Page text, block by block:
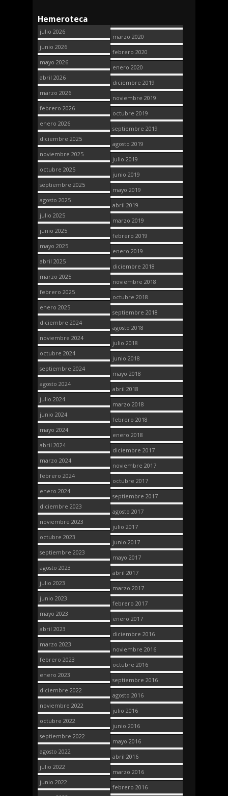
Hemeroteca
julio 2026
junio 2026
mayo 2026
abril 2026
marzo 2026
febrero 2026
enero 2026
diciembre 2025
noviembre 2025
octubre 2025
septiembre 2025
agosto 2025
julio 2025
junio 2025
mayo 2025
abril 2025
marzo 2025
febrero 2025
enero 2025
diciembre 2024
noviembre 2024
octubre 2024
septiembre 2024
agosto 2024
julio 2024
junio 2024
mayo 2024
abril 2024
marzo 2024
febrero 2024
enero 2024
diciembre 2023
noviembre 2023
octubre 2023
septiembre 2023
agosto 2023
julio 2023
junio 2023
mayo 2023
abril 2023
marzo 2023
febrero 2023
enero 2023
diciembre 2022
noviembre 2022
octubre 2022
septiembre 2022
agosto 2022
julio 2022
junio 2022
marzo 2020
febrero 2020
enero 2020
diciembre 2019
noviembre 2019
octubre 2019
septiembre 2019
agosto 2019
julio 2019
junio 2019
mayo 2019
abril 2019
marzo 2019
febrero 2019
enero 2019
diciembre 2018
noviembre 2018
octubre 2018
septiembre 2018
agosto 2018
julio 2018
junio 2018
mayo 2018
abril 2018
marzo 2018
febrero 2018
enero 2018
diciembre 2017
noviembre 2017
octubre 2017
septiembre 2017
agosto 2017
julio 2017
junio 2017
mayo 2017
abril 2017
marzo 2017
febrero 2017
enero 2017
diciembre 2016
noviembre 2016
octubre 2016
septiembre 2016
agosto 2016
julio 2016
junio 2016
mayo 2016
abril 2016
marzo 2016
febrero 2016